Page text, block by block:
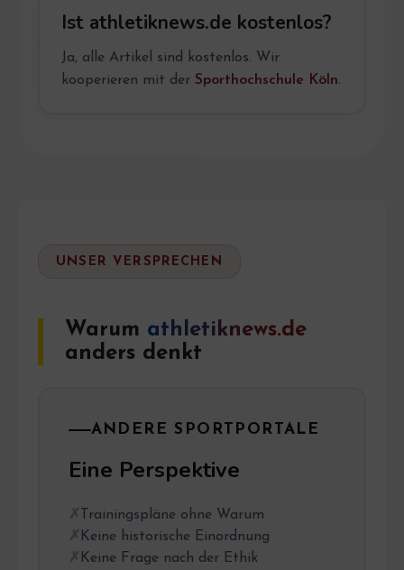
Ist athletiknews.de kostenlos?
Ja, alle Artikel sind kostenlos. Wir
kooperieren mit der Sporthochschule Köln.
UNSER VERSPRECHEN
Warum athletiknews.de
anders denkt
ANDERE SPORTPORTALE
Eine Perspektive
Trainingspläne ohne Warum
Keine historische Einordnung
Keine Frage nach der Ethik